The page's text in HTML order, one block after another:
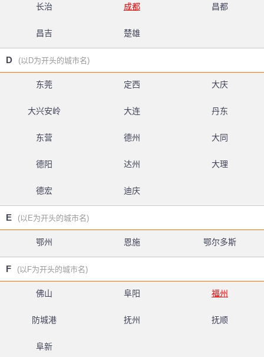
长治 成都 昌都
昌吉 楚雄
D (以D为开头的城市名)
东莞 定西 大庆
大兴安岭 大连 丹东
东营 德州 大同
德阳 达州 大理
德宏 迪庆
E (以E为开头的城市名)
鄂州 恩施 鄂尔多斯
F (以F为开头的城市名)
佛山 阜阳 福州
防城港 抚州 抚顺
阜新